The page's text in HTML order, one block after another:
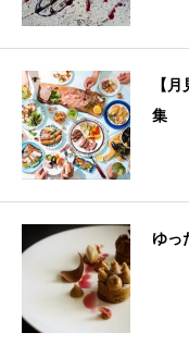
【
集
ゆっ